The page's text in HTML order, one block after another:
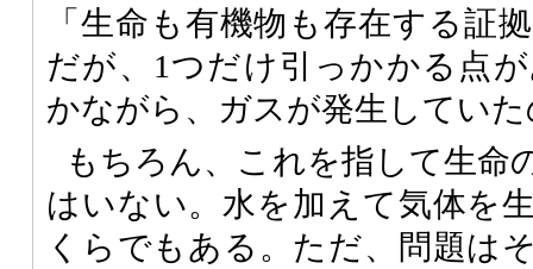
「生命も有機物も存在する証
だが、1つだけ引っかかる点
かながら、ガスが発生してい
もちろん、これを指して生命
はいない。水を加えて気体を
くらでもある。ただ、問題は